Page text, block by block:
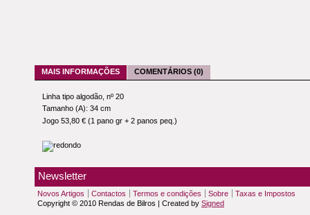
MAIS INFORMAÇÕES COMENTÁRIOS (0)
Linha tipo algodão, nº 20
Tamanho (A): 34 cm
Jogo 53,80 € (1 pano gr + 2 panos peq.)
Newsletter
Novos Artigos Contactos Termos e condições Sobre
Taxas e Impostos
Copyright © 2010 Rendas de Bilros | Created by Signed